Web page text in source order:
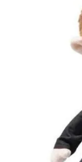
シュタイフ社
当店はネット
できません。
海外からのお
ご安心くださ
商品は直接海
千葉
「ChatGPT
「送られる